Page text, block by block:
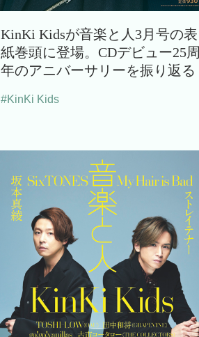
KinKi Kidsが音楽と人3月号の表
紙巻頭に登場。CDデビュー25周
年のアニバーサリーを振り返る
#KinKi Kids